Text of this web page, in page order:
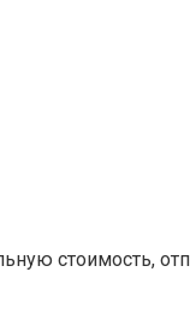
стоимость,